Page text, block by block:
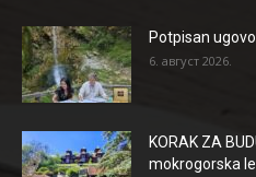
Potpisan
6. август 2026.
KORAK ZA
mokrogorska